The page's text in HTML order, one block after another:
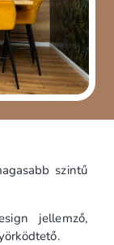
szintű
jellemző,